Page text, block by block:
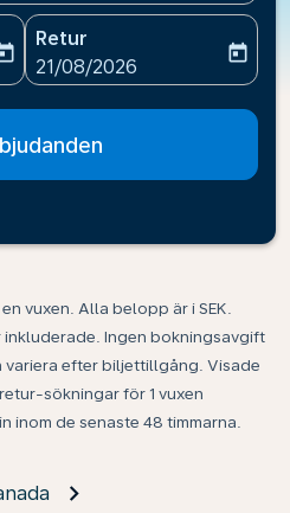
date-aria-label
Retur
fc-booking-return-date-
21/08/2026
today
vuxen. Alla belopp är i SEK.
Ingen bokningsavgift
variera efter biljettillgång. Visade
sökningar för 1 vuxen
inom de senaste 48 timmarna.